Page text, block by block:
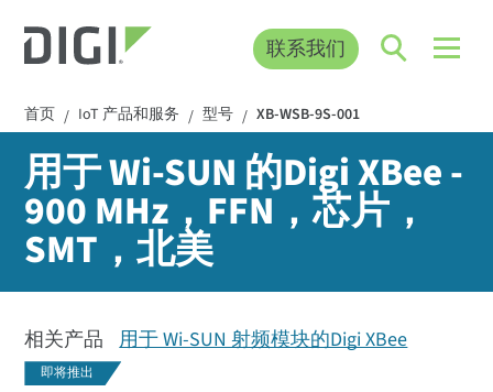
联系我们
首页 / IoT 产品和服务 / 型号 / XB-WSB-9S-001
用于 Wi-SUN 的Digi XBee -
900 MHz，FFN，芯片，
SMT，北美
相关产品 用于 Wi-SUN 射频模块的Digi XBee
即将推出